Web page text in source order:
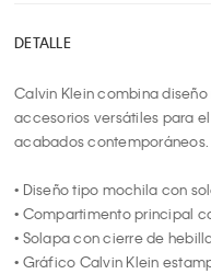
5
7
10
DETALLE
Calvin Klein combina
accesorios versátiles para
acabados contemporáneos.
• Diseño tipo mochila con
• Compartimento principal
• Solapa con cierre de
• Gráfico Calvin Klein